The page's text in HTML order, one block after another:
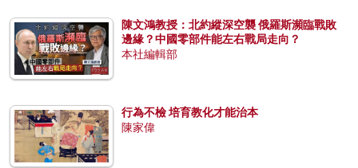
陳文鴻教授：北約縱深空襲 俄羅斯瀕臨戰敗
邊緣？中國零部件能左右戰局走向？
本社編輯部
行為不檢 培育教化才能治本
陳家偉